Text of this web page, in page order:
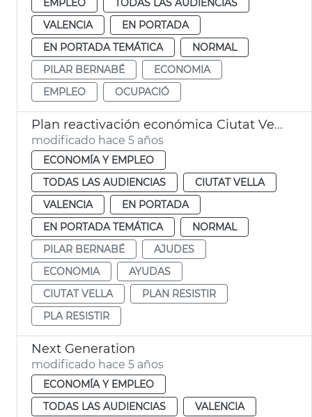
VALENCIA
EN PORTADA
EN PORTADA TEMÁTICA
NORMAL
PILAR BERNABÉ
ECONOMIA
EMPLEO
OCUPACIÓ
Plan reactivación económica Ciutat Vella
modificado hace 5 años
ECONOMÍA Y EMPLEO
TODAS LAS AUDIENCIAS
CIUTAT VELLA
VALENCIA
EN PORTADA
EN PORTADA TEMÁTICA
NORMAL
PILAR BERNABÉ
AJUDES
ECONOMIA
AYUDAS
CIUTAT VELLA
PLAN RESISTIR
PLA RESISTIR
Next Generation
modificado hace 5 años
ECONOMÍA Y EMPLEO
TODAS LAS AUDIENCIAS
VALENCIA